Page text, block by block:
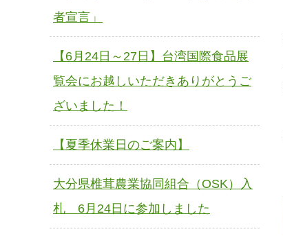
者宣言」
【6月24日～27日】台湾国際食品展
覧会にお越しいただきありがとうご
ざいました！
【夏季休業日のご案内】
大分県椎茸農業協同組合（OSK）入
札 6月24日に参加しました